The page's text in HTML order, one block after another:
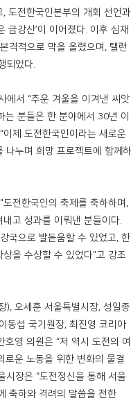
도전한국인본부의 개회 선언과
금강산’이 이어졌다. 이후 심재
격적으로 막을 올렸으며, 탤런
되었다.
에서 “추운 겨울을 이겨낸 씨앗
분들은 한 분야에서 30년 이
제 도전한국인이라는 새로운
나누며 희망 프로젝트에 함께하
전한국인의 축제를 축하하며,
고 성과를 이뤄낸 분들이다.
국으로 발돋움할 수 있었고, 한
을 수상할 수 있었다"고 강조
), 오세훈 서울특별시장, 성일종
동섭 국기원장, 최진영 코리아
영 의원은 “저 역시 도전의 여
로운 노동을 위한 변화의 물결
시장은 “도전정신을 통해 서울
축하와 격려의 말씀을 전한